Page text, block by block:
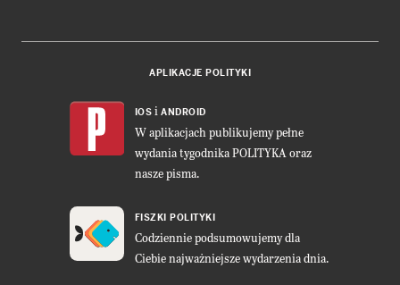
APLIKACJE POLITYKI
IOS i ANDROID
W aplikacjach publikujemy pełne
wydania tygodnika POLITYKA oraz
nasze pisma.
FISZKI POLITYKI
Codziennie podsumowujemy dla
Ciebie najważniejsze wydarzenia dnia.